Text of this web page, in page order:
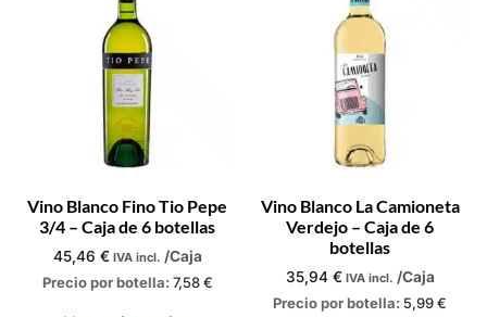
Vino Blanco Fino Tio Pepe
3/4 – Caja de 6 botellas
45,46 € IVA incl. /Caja
Precio por botella: 7,58€
Vino Blanco La Camioneta
Verdejo – Caja de 6
botellas
35,94 € IVA incl. /Caja
Precio por botella: 5,99€